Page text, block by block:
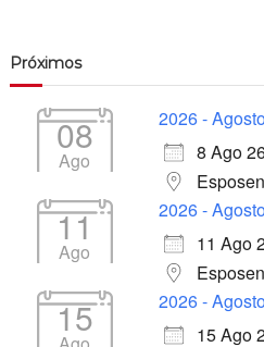
Próximos
08
Ago
2026 -
8 Ago
11
Ago
2026 -
11 Ago
15
2026 -
15 Ago